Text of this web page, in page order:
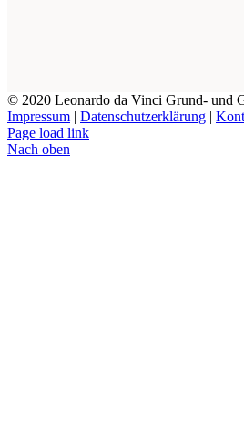
© 2020 Leonardo da Vinci Grund- und
Impressum | Datenschutzerklärung |
Page load link
Nach oben